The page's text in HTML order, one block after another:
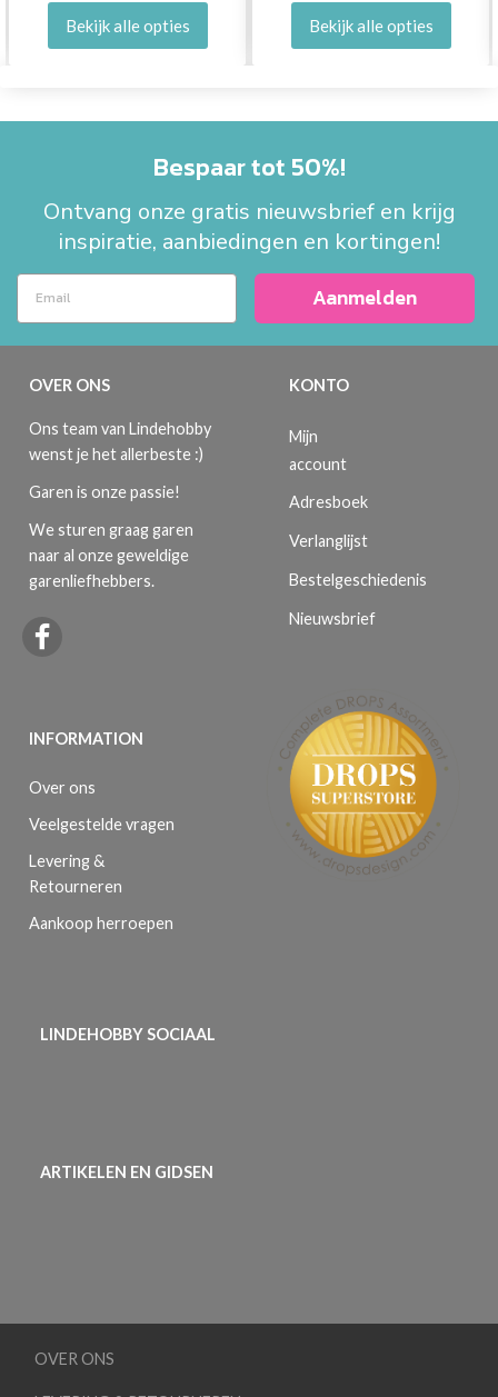
Bekijk alle opties Bekijk alle opties
Bespaar tot 50%!
Ontvang onze gratis nieuwsbrief en krijg
inspiratie, aanbiedingen en kortingen!
Aanmelden
OVER ONS
Ons team van Lindehobby
wenst je het allerbeste :)
Garen is onze passie!
We sturen graag garen
naar al onze geweldige
garenliefhebbers.
INFORMATION
Over ons
Veelgestelde vragen
Levering &
Retourneren
Aankoop herroepen
KONTO
Mijn
account
Adresboek
Verlanglijst
Bestelgeschiedenis
Nieuwsbrief
LINDEHOBBY SOCIAAL
ARTIKELEN EN GIDSEN
OVER ONS